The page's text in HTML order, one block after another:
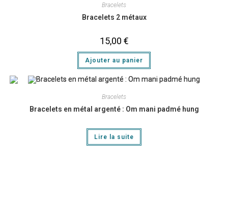
Bracelets
Bracelets 2 métaux
15,00 €
Ajouter au panier
Bracelets
Bracelets en métal argenté : Om mani padmé hung
Lire la suite